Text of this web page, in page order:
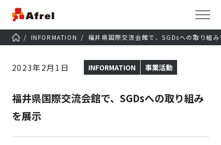
INFORMATION 福井県国際交流会館で、SGDsへの取り組
2023年2月1日 INFORMATION 事業活動
福井県国際交流会館で、SGDsへの取り組み
を展示